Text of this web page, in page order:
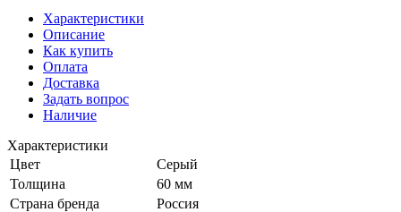
Характеристики
Описание
Как купить
Оплата
Доставка
Задать вопрос
Наличие
Характеристики
Цвет
Серый
Толщина
60 мм
Страна бренда
Россия